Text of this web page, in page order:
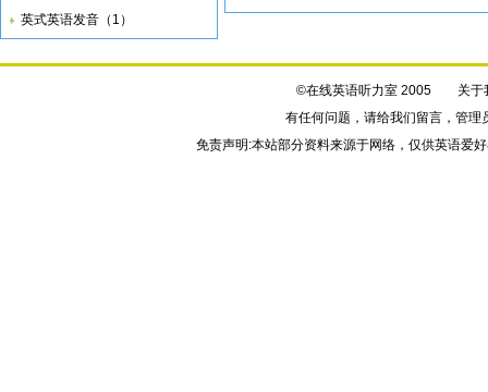
英式英语发音（1）
©在线英语听力室 2005 关于
有任何问题，请给我们留言，管理
免责声明:本站部分资料来源于网络，仅供英语爱